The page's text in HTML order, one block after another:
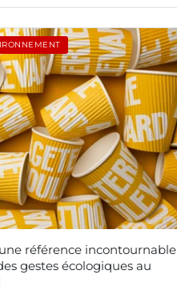
référence incontournable
gestes écologiques au